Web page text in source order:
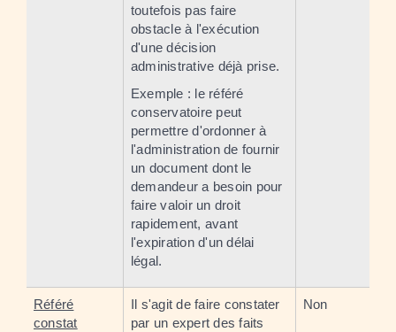
toutefois pas faire
obstacle à l'exécution
d'une décision
administrative déjà prise.
Exemple : le référé
conservatoire peut
permettre d'ordonner à
l'administration de fournir
un document dont le
demandeur a besoin pour
faire valoir un droit
rapidement, avant
l'expiration d'un délai
légal.
Référé
constat
Il s'agit de faire constater
par un expert des faits
Non